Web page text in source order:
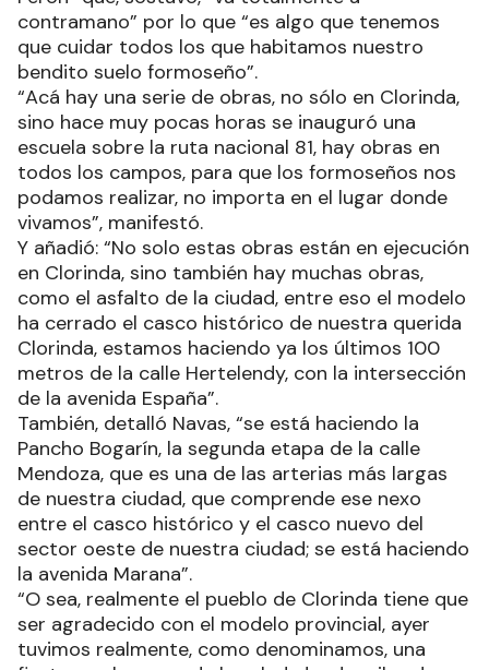
contramano” por lo que “es algo que tenemos
que cuidar todos los que habitamos nuestro
bendito suelo formoseño”.
“Acá hay una serie de obras, no sólo en Clorinda,
sino hace muy pocas horas se inauguró una
escuela sobre la ruta nacional 81, hay obras en
todos los campos, para que los formoseños nos
podamos realizar, no importa en el lugar donde
vivamos”, manifestó.
Y añadió: “No solo estas obras están en ejecución
en Clorinda, sino también hay muchas obras,
como el asfalto de la ciudad, entre eso el modelo
ha cerrado el casco histórico de nuestra querida
Clorinda, estamos haciendo ya los últimos 100
metros de la calle Hertelendy, con la intersección
de la avenida España”.
También, detalló Navas, “se está haciendo la
Pancho Bogarín, la segunda etapa de la calle
Mendoza, que es una de las arterias más largas
de nuestra ciudad, que comprende ese nexo
entre el casco histórico y el casco nuevo del
sector oeste de nuestra ciudad; se está haciendo
la avenida Marana”.
“O sea, realmente el pueblo de Clorinda tiene que
ser agradecido con el modelo provincial, ayer
tuvimos realmente, como denominamos, una